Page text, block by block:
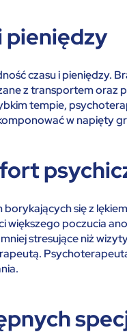
pieniędzy
czasu i pieniędzy.
z transportem oraz
tempie,
w napięty
się z
większego poczucia
stresujące niż